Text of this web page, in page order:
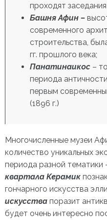
проходят
Башня Афин –
современного
строительства,
гг. прошлого века;
Панатинаикос –
периода
первым
(1896 г.)
Многочисленные музеи
количество уникальных
периода разной тематики
квартала Керамик
гончарного искусства
искусства поразит
будет очень интересно